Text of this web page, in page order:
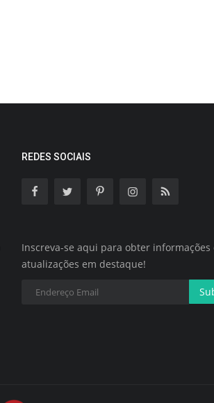
REDES SOCIAIS
Inscreva-se aqui para obter informações
atualizações em destaque!